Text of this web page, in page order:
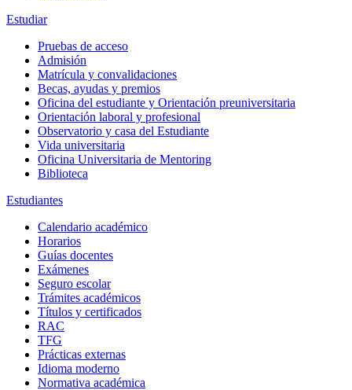
Estudiar
Pruebas de acceso
Admisión
Matrícula y convalidaciones
Becas, ayudas y premios
Oficina del estudiante y Orientación preuniversitaria
Orientación laboral y profesional
Observatorio y casa del Estudiante
Vida universitaria
Oficina Universitaria de Mentoring
Biblioteca
Estudiantes
Calendario académico
Horarios
Guías docentes
Exámenes
Seguro escolar
Trámites académicos
Títulos y certificados
RAC
TFG
Prácticas externas
Idioma moderno
Normativa académica